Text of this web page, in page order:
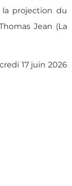
projection du
Jean (La
17 juin 2026